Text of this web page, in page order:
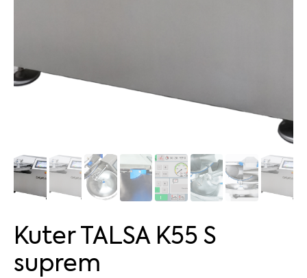
Kuter TALSA K55 S
suprem